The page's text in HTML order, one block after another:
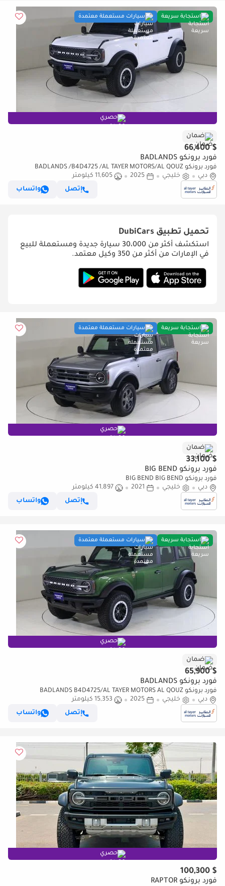
استجابة سريعة سيارات مستعملة معتمدة
حصري
ضمان
$ 66,400
فورد برونكو BADLANDS
فورد برونكو BADLANDS /B4D4725 /AL TAYER MOTORS/AL QOUZ
SHOWROOM
دبي خليجي 2025
11,605 كيلومتر
إتصل
واتساب
تحميل تطبيق DubiCars
استكشف أكثر من 30،000 سيارة جديدة ومستعملة للبيع
في الإمارات من أكثر من 350 وكيل معتمد.
استجابة سريعة سيارات مستعملة معتمدة
حصري
ضمان
$ 33,100
فورد برونكو BIG BEND
فورد برونكو BIG BEND BIG BEND
دبي
خليجي 2021
41,897 كيلومتر
إتصل
واتساب
استجابة سريعة سيارات مستعملة معتمدة
حصري
ضمان
$ 65,900
فورد برونكو BADLANDS
فورد برونكو BADLANDS B4D4725/AL TAYER MOTORS AL QOUZ
SHOWROOM
دبي خليجي 2025
15,353 كيلومتر
إتصل
واتساب
حصري
$ 100,300
فورد برونكو RAPTOR